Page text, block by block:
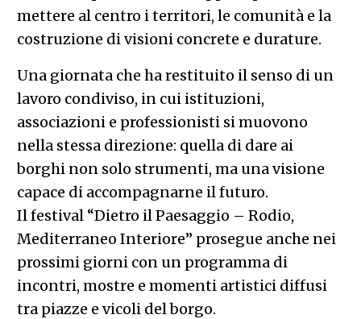
mettere al centro i territori, le comunità e la
costruzione di visioni concrete e durature.
Una giornata che ha restituito il senso di un
lavoro condiviso, in cui istituzioni,
associazioni e professionisti si muovono
nella stessa direzione: quella di dare ai
borghi non solo strumenti, ma una visione
capace di accompagnarne il futuro.
Il festival “Dietro il Paesaggio – Rodio,
Mediterraneo Interiore” prosegue anche nei
prossimi giorni con un programma di
incontri, mostre e momenti artistici diffusi
tra piazze e vicoli del borgo.